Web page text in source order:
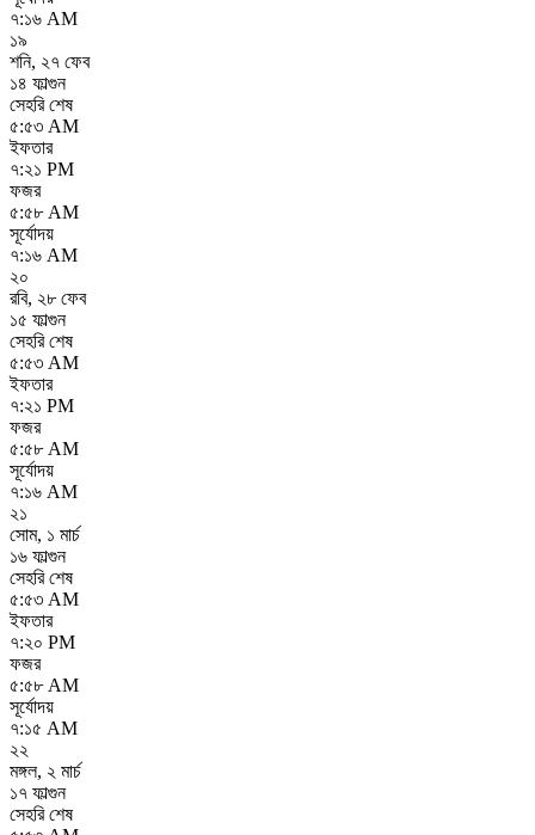
৭:১৬ AM
১৯
শনি, ২৭ ফেব
১৪ ফাল্গুন
সেহরি শেষ
৫:৫৩ AM
ইফতার
৭:২১ PM
ফজর
৫:৫৮ AM
সূর্যোদয়
৭:১৬ AM
২০
রবি, ২৮ ফেব
১৫ ফাল্গুন
সেহরি শেষ
৫:৫৩ AM
ইফতার
৭:২১ PM
ফজর
৫:৫৮ AM
সূর্যোদয়
৭:১৬ AM
২১
সোম, ১ মার্চ
১৬ ফাল্গুন
সেহরি শেষ
৫:৫৩ AM
ইফতার
৭:২০ PM
ফজর
৫:৫৮ AM
সূর্যোদয়
৭:১৫ AM
২২
মঙ্গল, ২ মার্চ
১৭ ফাল্গুন
সেহরি শেষ